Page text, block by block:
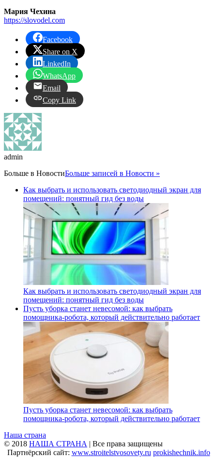
Мария Чехина
https://slovodel.com
Facebook
Share on X
LinkedIn
WhatsApp
Email
Copy Link
admin
Больше в НовостиБольше записей в Новости »
Как выбрать и использовать светодиодный экран для
помещений: понятный гид без воды
Как выбрать и использовать светодиодный экран для
помещений: понятный гид без воды
Пусть уборка станет невесомой: как выбрать
помощника‑робота, который действительно работает
Пусть уборка станет невесомой: как выбрать
помощника‑робота, который действительно работает
Наша страна
© 2018 НАША СТРАНА | Все права защищены
Партнёрский сайт: www.stroitelstvosovety.ru prokishechnik.info